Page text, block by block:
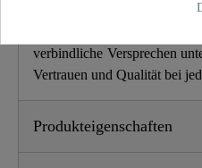
(gemäß den
verbindliche Versprechen
Vertrauen und Qualität bei
Produkteigenschaften